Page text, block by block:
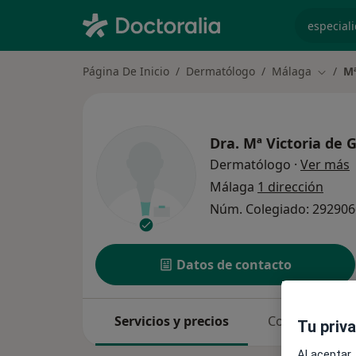
Página De Inicio Dermatólogo Málaga
Dra. Mª Victoria de
Dermatólogo · Ver más
Málaga 1 dirección
Núm. Colegiado:
Datos de contacto
Servicios y precios Consultas
Tu